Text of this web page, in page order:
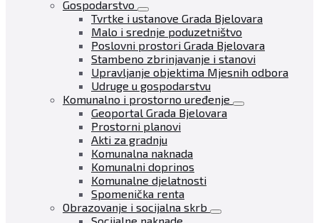
Gospodarstvo
Tvrtke i ustanove Grada Bjelovara
Malo i srednje poduzetništvo
Poslovni prostori Grada Bjelovara
Stambeno zbrinjavanje i stanovi
Upravljanje objektima Mjesnih odbora
Udruge u gospodarstvu
Komunalno i prostorno uređenje
Geoportal Grada Bjelovara
Prostorni planovi
Akti za gradnju
Komunalna naknada
Komunalni doprinos
Komunalne djelatnosti
Spomenička renta
Obrazovanje i socijalna skrb